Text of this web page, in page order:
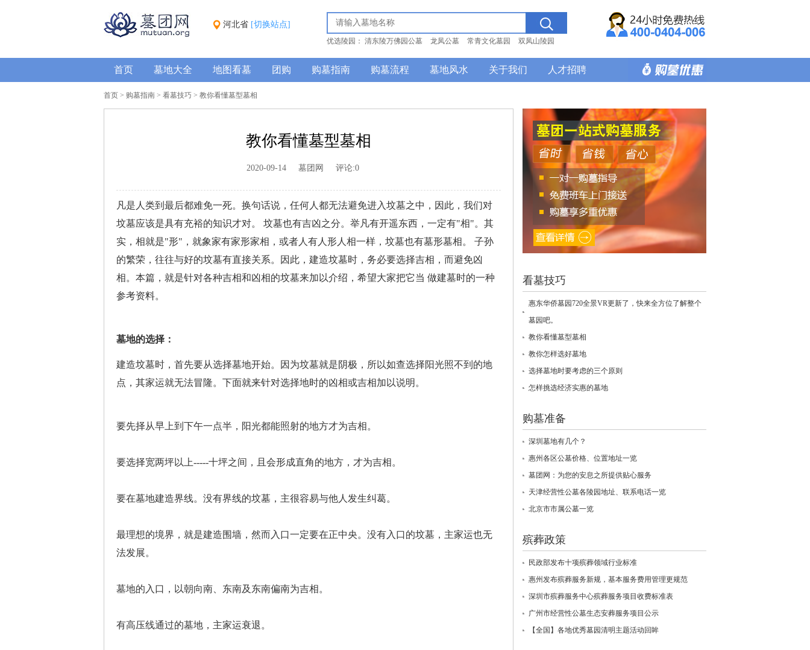
河北省 [切换站点]
优选陵园： 清东陵万佛园公墓 龙凤公墓 常青文化墓园
双凤山陵园
首页 墓地大全 地图看墓 团购 购墓指南 购墓流程 墓地风水 关于我们 人才招聘
首页 > 购墓指南 > 看墓技巧 > 教你看懂墓型墓相
教你看懂墓型墓相
2020-09-14 墓团网 评论:0
凡是人类到最后都难免一死。换句话说，任何人都无法避免进入坟墓之中，因此，我们对
坟墓应该是具有充裕的知识才对。 坟墓也有吉凶之分。举凡有开遥东西，一定有"相"。其
实，相就是"形"，就象家有家形家相，或者人有人形人相一样，坟墓也有墓形墓相。 子孙
的繁荣，往往与好的坟墓有直接关系。因此，建造坟墓时，务必要选择吉相，而避免凶
相。本篇，就是针对各种吉相和凶相的坟墓来加以介绍，希望大家把它当 做建墓时的一种
参考资料。
墓地的选择：
建造坟墓时，首先要从选择墓地开始。因为坟墓就是阴极，所以如查选择阳光照不到的地
点，其家运就无法冒隆。下面就来针对选择地时的凶相或吉相加以说明。
要先择从早上到下午一点半，阳光都能照射的地方才为吉相。
要选择宽两坪以上-----十坪之间，且会形成直角的地方，才为吉相。
要在墓地建造界线。没有界线的坟墓，主很容易与他人发生纠葛。
最理想的境界，就是建造围墙，然而入口一定要在正中央。没有入口的坟墓，主家运也无
法发展。
墓地的入口，以朝向南、东南及东南偏南为吉相。
有高压线通过的墓地，主家运衰退。
看墓技巧
惠东华侨墓园720全景VR更新了，快来全方位了解整个
墓园吧。
教你看懂墓型墓相
教你怎样选好墓地
选择墓地时要考虑的三个原则
怎样挑选经济实惠的墓地
购墓准备
深圳墓地有几个？
惠州各区公墓价格、位置地址一览
墓团网：为您的安息之所提供贴心服务
天津经营性公墓各陵园地址、联系电话一览
北京市市属公墓一览
殡葬政策
民政部发布十项殡葬领域行业标准
惠州发布殡葬服务新规，基本服务费用管理更规范
深圳市殡葬服务中心殡葬服务项目收费标准表
广州市经营性公墓生态安葬服务项目公示
【全国】各地优秀墓园清明主题活动回眸